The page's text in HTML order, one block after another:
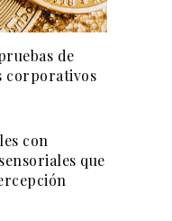
de
corporativos
con
que